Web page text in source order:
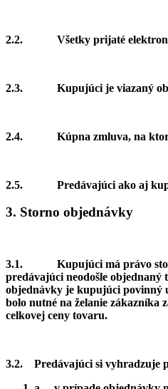
2.2. Všetky prijaté
2.3. Kupujúci je viazaný
2.4. Kúpna zmluva, na
2.5. Predávajúci ako aj
3. Storno objednávky
3.1. Kupujúci má právo
predávajúci neodošle
objednávky je kupujúci povinný
bolo nutné na želanie zákazníka
celkovej ceny tovaru.
3.2. Predávajúci si vyhradzuje